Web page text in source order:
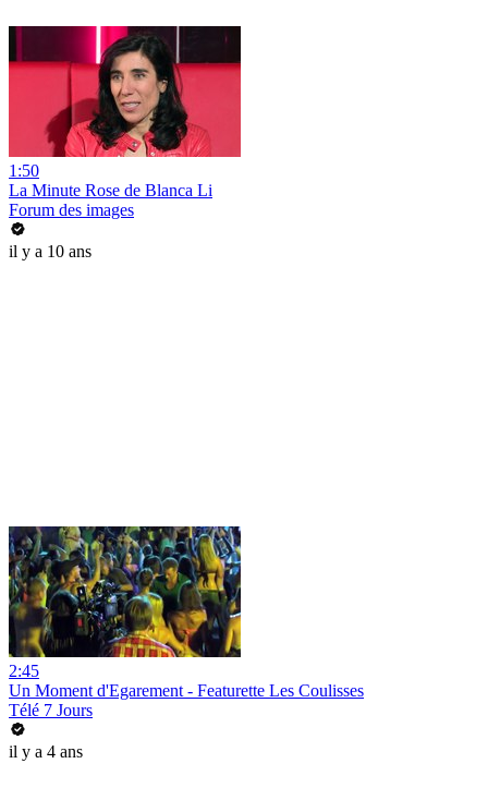
1:50
La Minute Rose de Blanca Li
Forum des images
il y a 10 ans
2:45
Un Moment d'Egarement - Featurette Les Coulisses
Télé 7 Jours
il y a 4 ans